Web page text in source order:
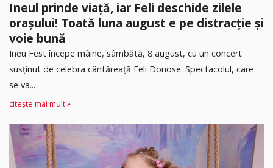
Ineul prinde viață, iar Feli deschide zilele
orașului! Toată luna august e pe distracție și
voie bună
Ineu Fest începe mâine, sâmbătă, 8 august, cu un concert
susținut de celebra cântăreață Feli Donose. Spectacolul, care
se va...
citește mai mult »